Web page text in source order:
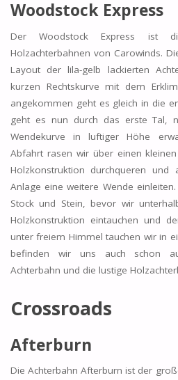
Woodstock Express
Der Woodstock Express ist
Holzachterbahnen von Carowinds.
Layout der lila-gelb lackierten
kurzen Rechtskurve mit dem
angekommen geht es gleich in die
geht es nun durch das erste Tal,
Wendekurve in luftiger Höhe
Abfahrt rasen wir über einen
Holzkonstruktion durchqueren
Anlage eine weitere Wende
Stock und Stein, bevor wir
Holzkonstruktion eintauchen und
unter freiem Himmel tauchen wir in
befinden wir uns auch schon
Achterbahn und die lustige
Crossroads
Afterburn
Die Achterbahn Afterburn ist der